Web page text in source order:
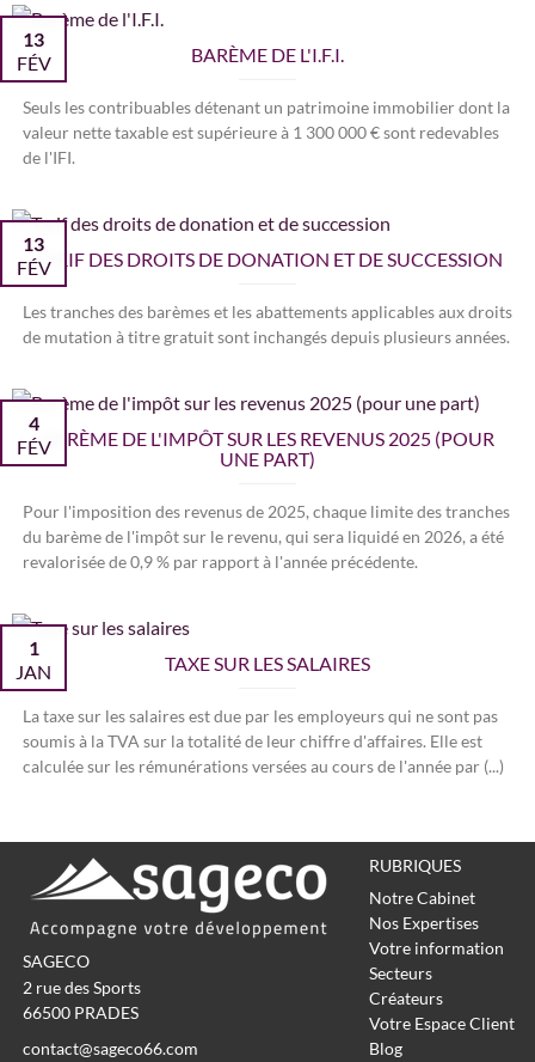
BARÈME DE L'I.F.I.
13
FÉV
Seuls les contribuables détenant un patrimoine immobilier dont la
valeur nette taxable est supérieure à 1 300 000 € sont redevables
de l'IFI.
TARIF DES DROITS DE DONATION ET DE SUCCESSION
13
FÉV
Les tranches des barèmes et les abattements applicables aux droits
de mutation à titre gratuit sont inchangés depuis plusieurs années.
BARÈME DE L'IMPÔT SUR LES REVENUS 2025 (POUR
UNE PART)
4
FÉV
Pour l'imposition des revenus de 2025, chaque limite des tranches
du barème de l'impôt sur le revenu, qui sera liquidé en 2026, a été
revalorisée de 0,9 % par rapport à l'année précédente.
TAXE SUR LES SALAIRES
1
JAN
La taxe sur les salaires est due par les employeurs qui ne sont pas
soumis à la TVA sur la totalité de leur chiffre d'affaires. Elle est
calculée sur les rémunérations versées au cours de l'année par (...)
SAGECO
2 rue des Sports
66500 PRADES
contact@sageco66.com
RUBRIQUES
Notre Cabinet
Nos Expertises
Votre information
Secteurs
Créateurs
Votre Espace Client
Blog